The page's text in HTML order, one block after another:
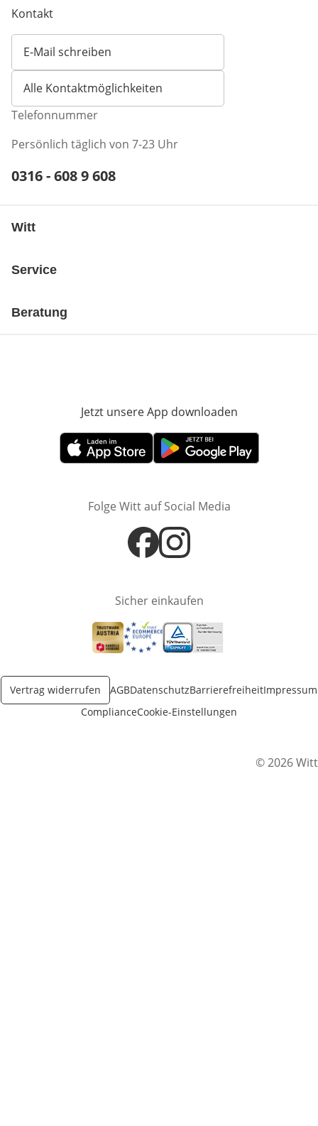
Kontakt
E-Mail schreiben
Öffnet E-Mail-Client
Alle Kontaktmöglichkeiten
Telefonnummer
Persönlich täglich von 7-23 Uhr
Telefonnummer:
0316 - 608 9 608
Witt
Service
Beratung
Jetzt unsere App downloaden
Öffnet in neuem FensterÖffnet in neuem Fenster
Folge Witt auf Social Media
Öffnet in neuem Fenster
Öffnet in neuem Fenster
Sicher einkaufen
Öffnet in neuem Fenster
Öffnet in neuem Fenster
Öffnet in neuem Fenster
Vertrag widerrufen AGBDatenschutzBarrierefreiheitImpressum
ComplianceCookie-Einstellungen
© 2026 Witt